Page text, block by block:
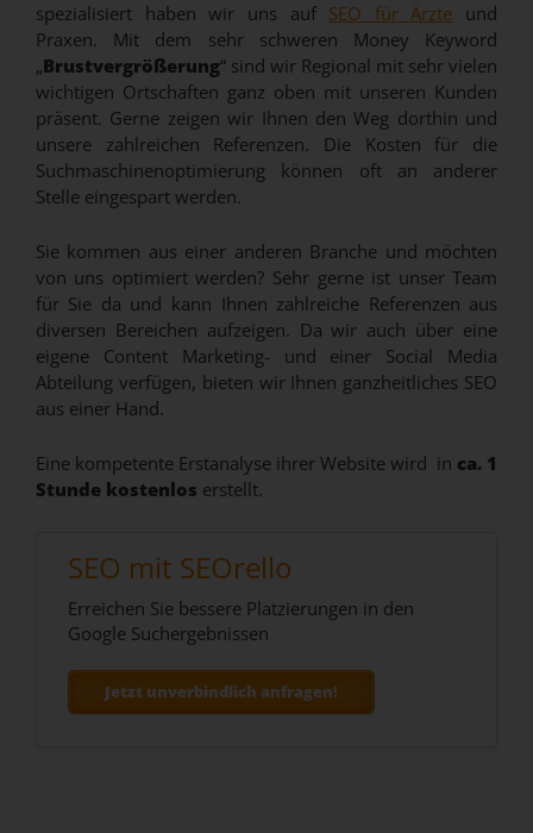
spezialisiert haben wir uns auf SEO für Ärzte und
Praxen. Mit dem sehr schweren Money Keyword
„Brustvergrößerung“ sind wir Regional mit sehr vielen
wichtigen Ortschaften ganz oben mit unseren Kunden
präsent. Gerne zeigen wir Ihnen den Weg dorthin und
unsere zahlreichen Referenzen. Die Kosten für die
Suchmaschinenoptimierung können oft an anderer
Stelle eingespart werden.
Sie kommen aus einer anderen Branche und möchten
von uns optimiert werden? Sehr gerne ist unser Team
für Sie da und kann Ihnen zahlreiche Referenzen aus
diversen Bereichen aufzeigen. Da wir auch über eine
eigene Content Marketing- und einer Social Media
Abteilung verfügen, bieten wir Ihnen ganzheitliches SEO
aus einer Hand.
Eine kompetente Erstanalyse ihrer Website wird in ca. 1
Stunde kostenlos erstellt.
SEO mit SEOrello
Erreichen Sie bessere Platzierungen in den
Google Suchergebnissen
Jetzt unverbindlich anfragen!